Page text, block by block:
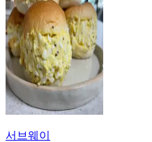
서브웨이